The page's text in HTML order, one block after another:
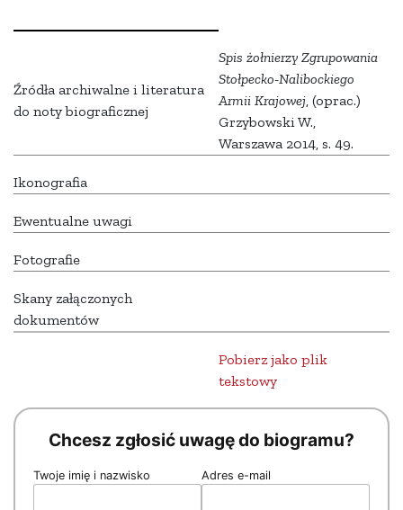
Źródła archiwalne i literatura
do noty biograficznej
Spis żołnierzy Zgrupowania
Stołpecko-Nalibockiego
Armii Krajowej, (oprac.)
Grzybowski W.,
Warszawa 2014, s. 49.
Ikonografia
Ewentualne uwagi
Fotografie
Skany załączonych
dokumentów
Pobierz jako plik
tekstowy
Chcesz zgłosić uwagę do biogramu?
Twoje imię i nazwisko Adres e-mail